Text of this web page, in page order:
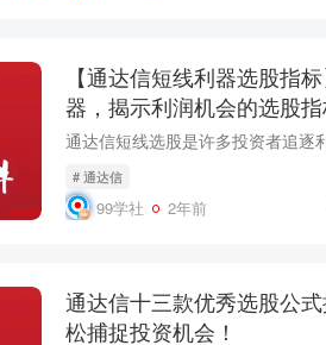
【通达信短线利器选股指
器，揭示利润机会的选股指
# 通达信
99学社 2年前
通达信十三款优秀选股公
松捕捉投资机会！